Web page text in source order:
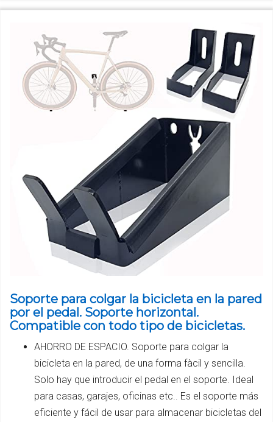
Soporte para colgar la bicicleta en la pared
por el pedal. Soporte horizontal.
Compatible con todo tipo de bicicletas.
AHORRO DE ESPACIO. Soporte para colgar la
bicicleta en la pared, de una forma fàcil y sencilla.
Solo hay que introducir el pedal en el soporte. Ideal
para casas, garajes, oficinas etc.. Es el soporte más
eficiente y fácil de usar para almacenar bicicletas del